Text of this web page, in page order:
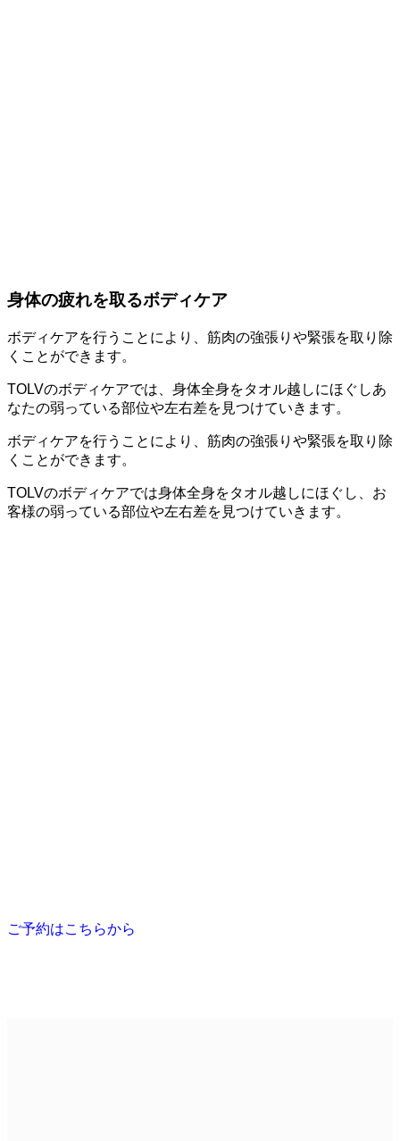
身体の疲れを取るボディケア
ボディケアを行うことにより、筋肉の強張りや緊張を取り除
くことができます。
TOLVのボディケアでは、身体全身をタオル越しにほぐしあ
なたの弱っている部位や左右差を見つけていきます。
ボディケアを行うことにより、筋肉の強張りや緊張を取り除
くことができます。
TOLVのボディケアでは身体全身をタオル越しにほぐし、お
客様の弱っている部位や左右差を見つけていきます。
ご予約はこちらから